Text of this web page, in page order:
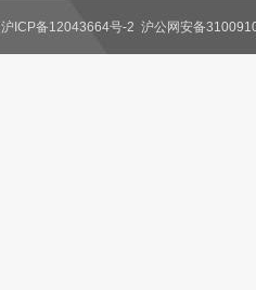
沪ICP备12043664号-2 沪公网安备